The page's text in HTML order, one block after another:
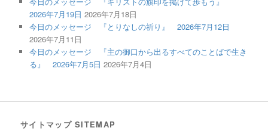
2026年7月19日 2026年7月18日
今日のメッセージ 『とりなしの祈り』 2026年7月12日
2026年7月11日
今日のメッセージ 『主の御口から出るすべてのことばで生き
る』 2026年7月5日 2026年7月4日
サイトマップ SITEMAP